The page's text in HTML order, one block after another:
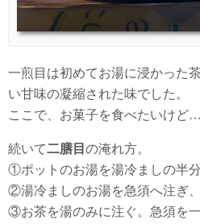
一煎目は初めてお湯に浸かった
い甘味の凝縮された味でした。
ここで、お菓子を食べたいけど
続いて二膳目 の淹れ方。
①ポットのお湯を湯冷ましの半分
②湯冷ましのお湯を急須へ注ぎ
③お茶を湯のみに注ぐ。急須を